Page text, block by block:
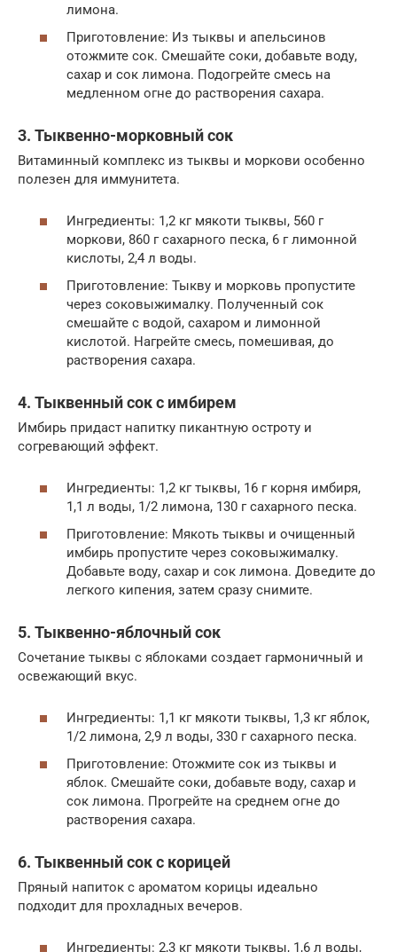
лимона.
Приготовление: Из тыквы и апельсинов
отожмите сок. Смешайте соки, добавьте воду,
сахар и сок лимона. Подогрейте смесь на
медленном огне до растворения сахара.
3. Тыквенно-морковный сок
Витаминный комплекс из тыквы и моркови особенно
полезен для иммунитета.
Ингредиенты: 1,2 кг мякоти тыквы, 560 г
моркови, 860 г сахарного песка, 6 г лимонной
кислоты, 2,4 л воды.
Приготовление: Тыкву и морковь пропустите
через соковыжималку. Полученный сок
смешайте с водой, сахаром и лимонной
кислотой. Нагрейте смесь, помешивая, до
растворения сахара.
4. Тыквенный сок с имбирем
Имбирь придаст напитку пикантную остроту и
согревающий эффект.
Ингредиенты: 1,2 кг тыквы, 16 г корня имбиря,
1,1 л воды, 1/2 лимона, 130 г сахарного песка.
Приготовление: Мякоть тыквы и очищенный
имбирь пропустите через соковыжималку.
Добавьте воду, сахар и сок лимона. Доведите до
легкого кипения, затем сразу снимите.
5. Тыквенно-яблочный сок
Сочетание тыквы с яблоками создает гармоничный и
освежающий вкус.
Ингредиенты: 1,1 кг мякоти тыквы, 1,3 кг яблок,
1/2 лимона, 2,9 л воды, 330 г сахарного песка.
Приготовление: Отожмите сок из тыквы и
яблок. Смешайте соки, добавьте воду, сахар и
сок лимона. Прогрейте на среднем огне до
растворения сахара.
6. Тыквенный сок с корицей
Пряный напиток с ароматом корицы идеально
подходит для прохладных вечеров.
Ингредиенты: 2,3 кг мякоти тыквы, 1,6 л воды,